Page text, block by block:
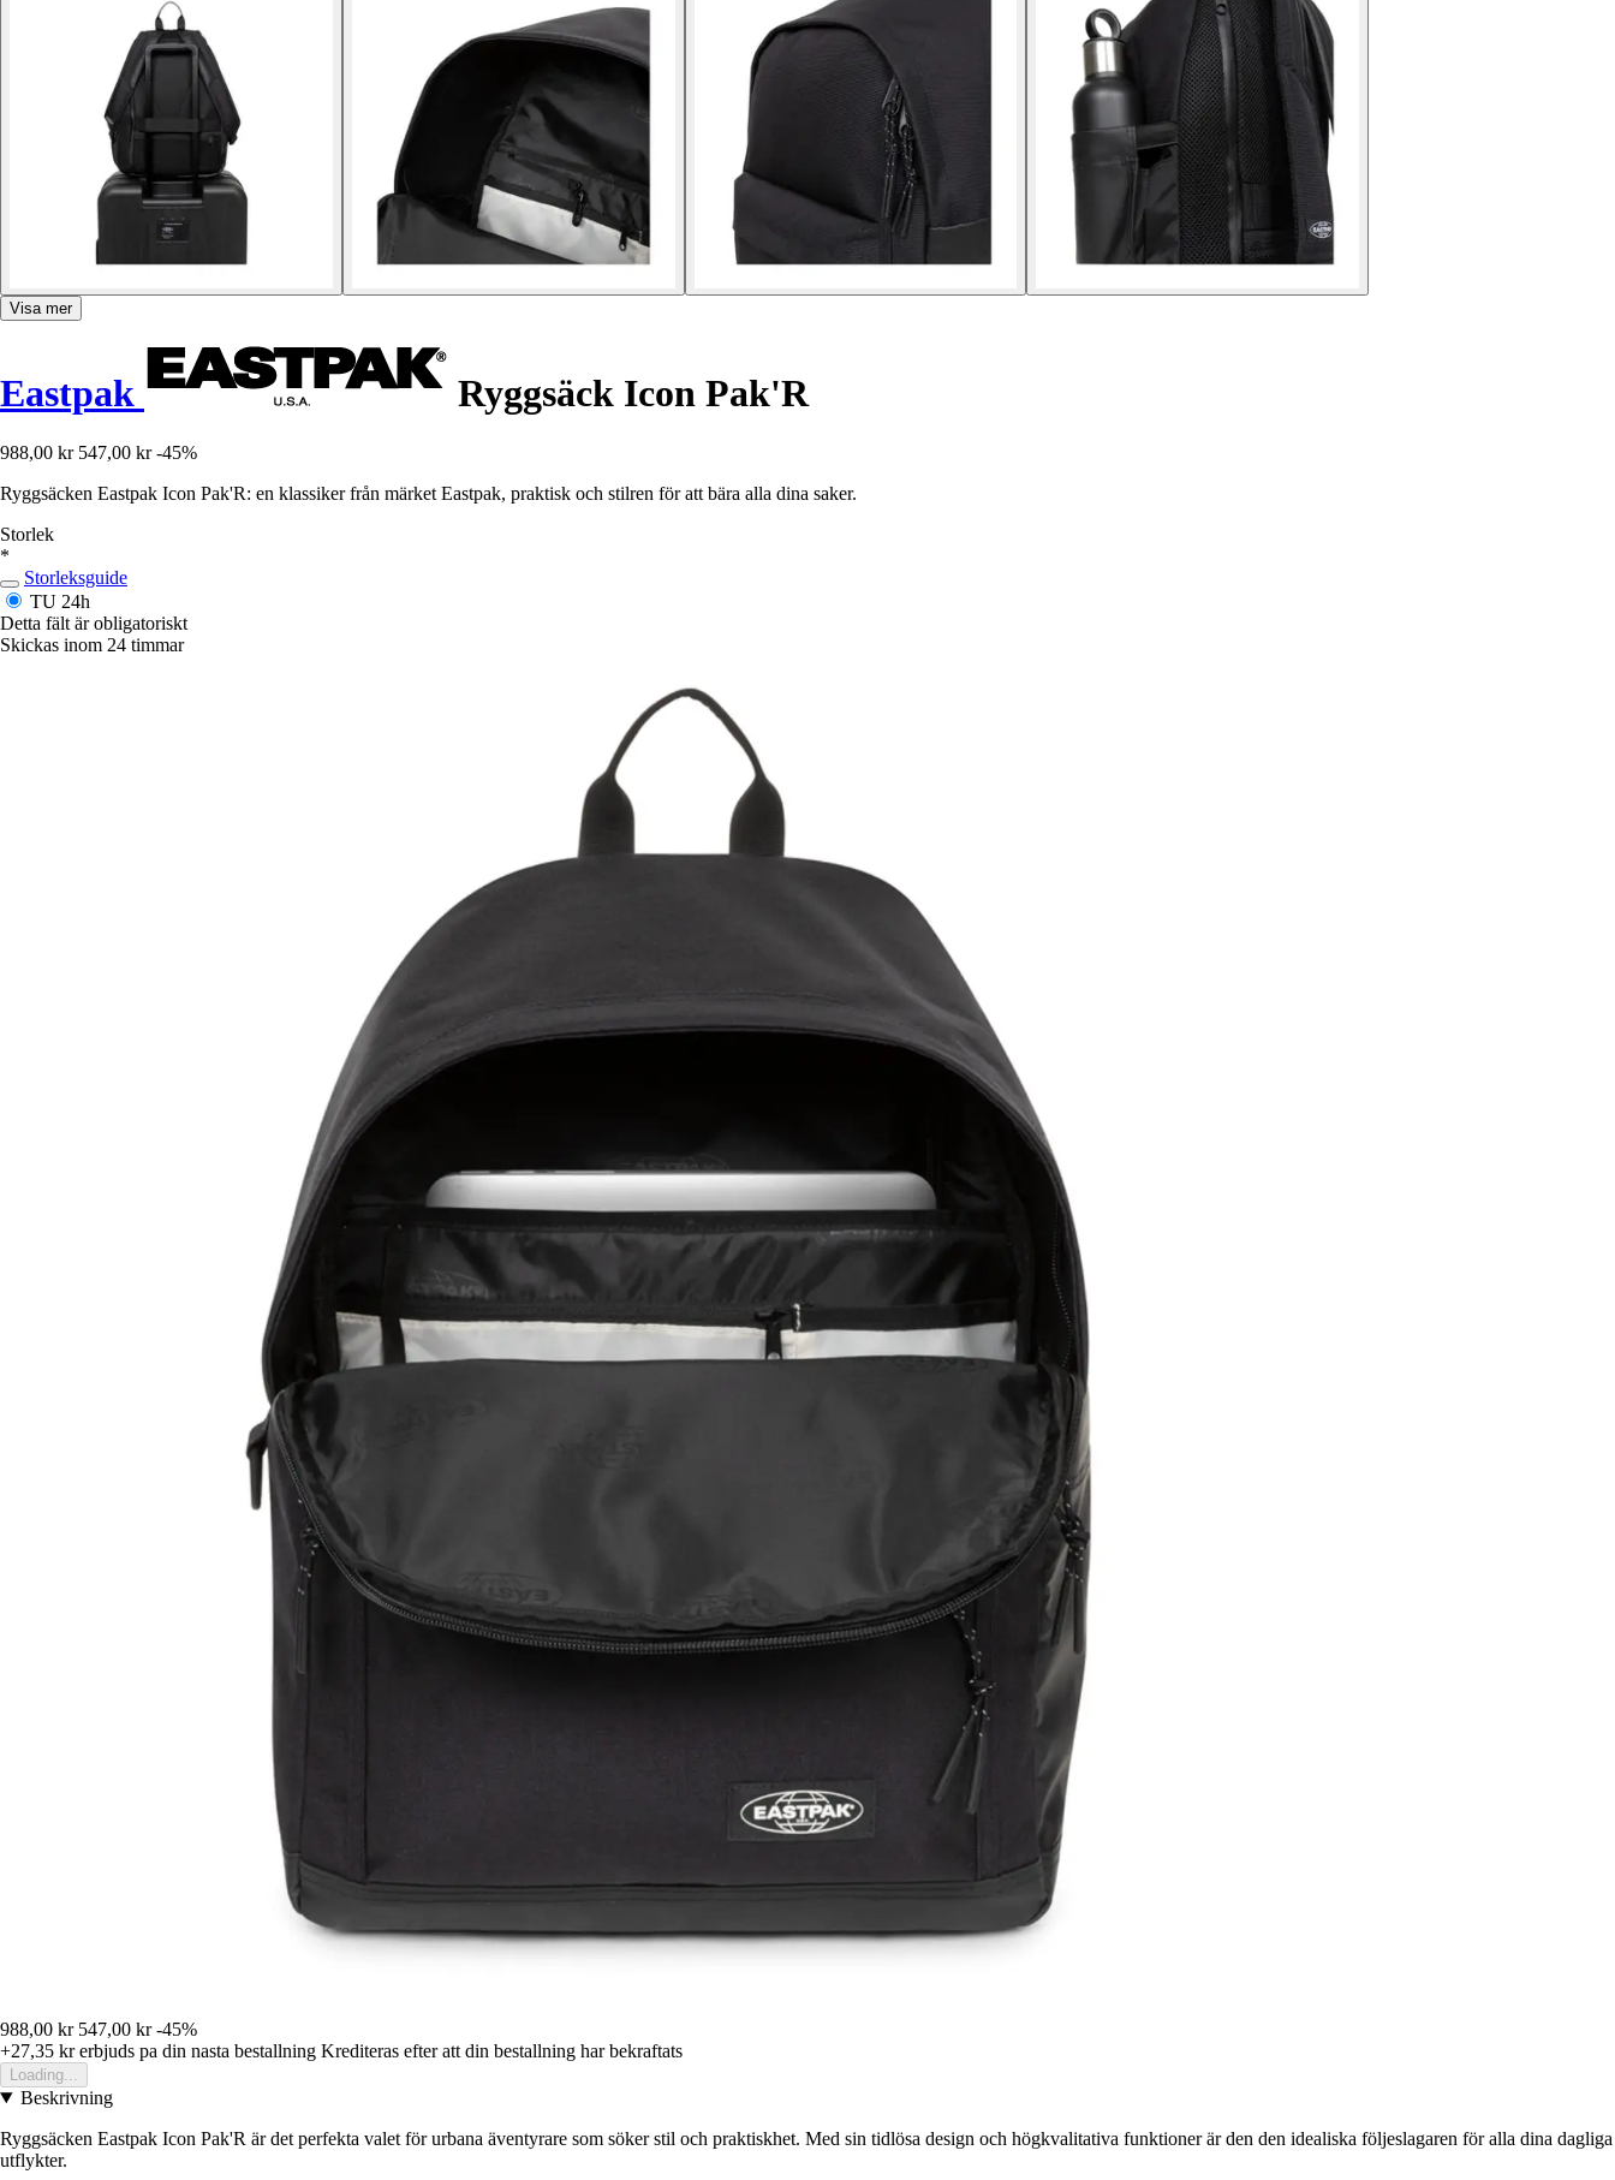
Visa mer
Eastpak Ryggsäck Icon Pak'R
988,00 kr 547,00 kr -45%
Ryggsäcken Eastpak Icon Pak'R: en klassiker från märket Eastpak, praktisk och stilren för att bära alla dina saker.
Storlek
*
Storleksguide
TU 24h
Detta fält är obligatoriskt
Skickas inom 24 timmar
988,00 kr 547,00 kr -45%
+27,35 krerbjuds pa din nasta bestallning Krediteras efter att din bestallning har bekraftats
Loading...
Beskrivning
Ryggsäcken Eastpak Icon Pak'R är det perfekta valet för urbana äventyrare som söker stil och praktiskhet. Med sin tidlösa design och högkvalitativa funktioner är den den idealiska följeslagaren för alla dina dagliga
utflykter.